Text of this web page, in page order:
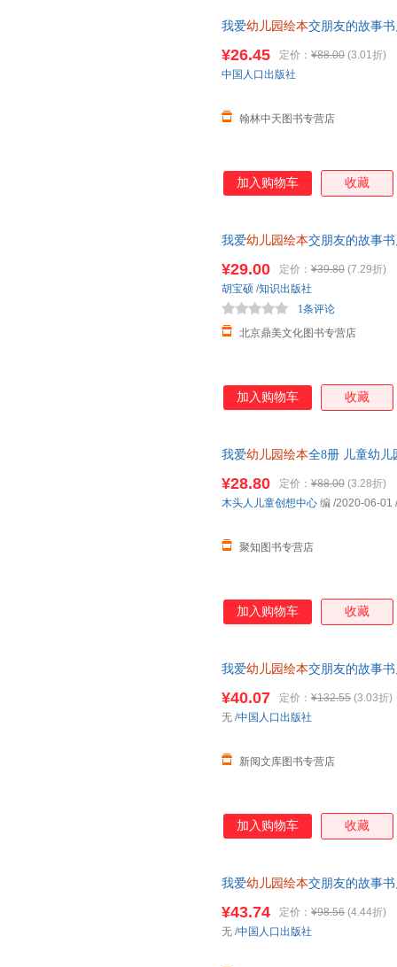
我爱幼儿园绘本交朋友的故事
¥26.45 定价： ¥88.00 (3.01折)
翰林中天图书专营店
中国人口出版社
加入购物车 收藏
我爱幼儿园绘本交朋友的故事
¥29.00 定价： ¥39.80 (7.29折)
北京鼎美文化图书专营店
1条评论
胡宝硕 /知识出版社
加入购物车 收藏
我爱幼儿园绘本全8册 儿童幼儿
¥28.80 定价： ¥88.00 (3.28折)
聚知图书专营店
木头人儿童创想中心 编 /2020-06-01 /
加入购物车 收藏
我爱幼儿园绘本交朋友的故事
¥40.07 定价： ¥132.55 (3.03折)
新阅文库图书专营店
无 /中国人口出版社
加入购物车 收藏
我爱幼儿园绘本交朋友的故事
¥43.74 定价： ¥98.56 (4.44折)
无 /中国人口出版社